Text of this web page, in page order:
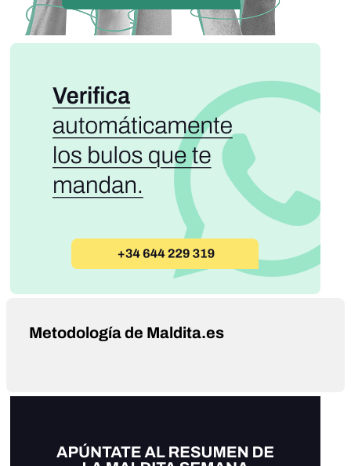
Metodología de Maldita.es